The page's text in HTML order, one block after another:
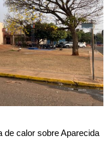
de calor sobre Aparecida